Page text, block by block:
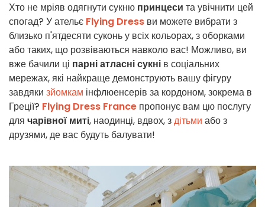
Хто не мріяв одягнути сукню принцеси та увічнити цей
спогад? У ательє Flying Dress ви можете вибрати з
близько п'ятдесяти суконь у всіх кольорах, з оборками
або таких, що розвіваються навколо вас! Можливо, ви
вже бачили ці парні атласні сукні в соціальних
мережах, які найкраще демонструють вашу фігуру
завдяки зйомкам інфлюенсерів за кордоном, зокрема в
Греції? Flying Dress France пропонує вам цю послугу
для чарівної миті, наодинці, вдвох, здітьми або з
друзями, де вас будуть балувати!